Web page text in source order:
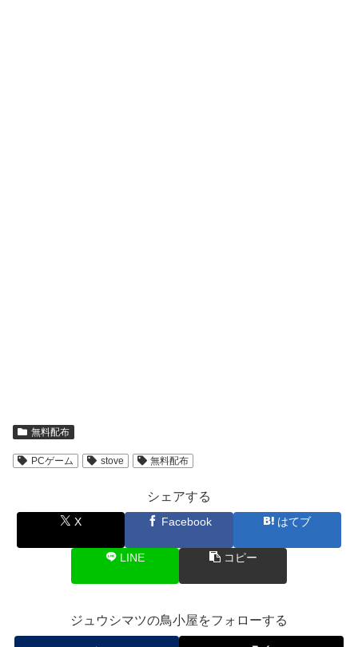
無料配布
PCゲーム stove 無料配布
シェアする
X Facebook はてブ
LINE コピー
ジュウシマツの鳥小屋をフォローする